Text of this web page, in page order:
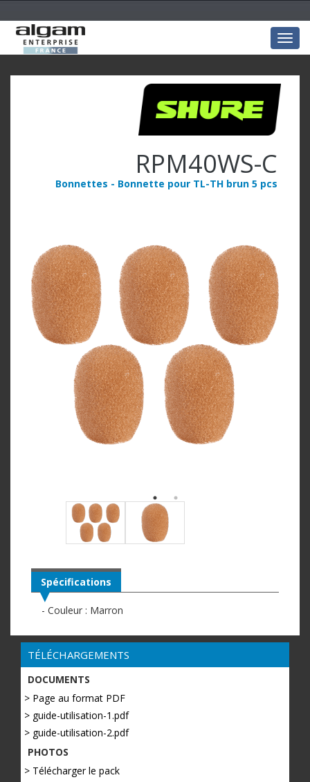
RPM40WS-C
Bonnettes - Bonnette pour TL-TH brun 5 pcs
Spécifications
- Couleur : Marron
TÉLÉCHARGEMENTS
DOCUMENTS
> Page au format PDF
> guide-utilisation-1.pdf
> guide-utilisation-2.pdf
PHOTOS
> Télécharger le pack